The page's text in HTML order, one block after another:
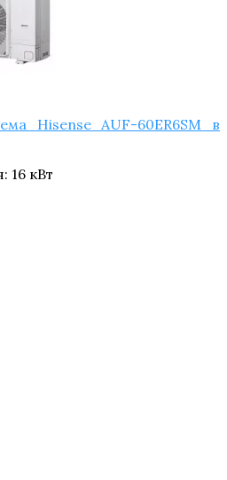
Hisense AUF-60ER6SM в
: 16 кВт